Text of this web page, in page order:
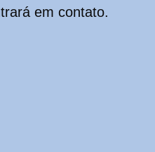
em contato.